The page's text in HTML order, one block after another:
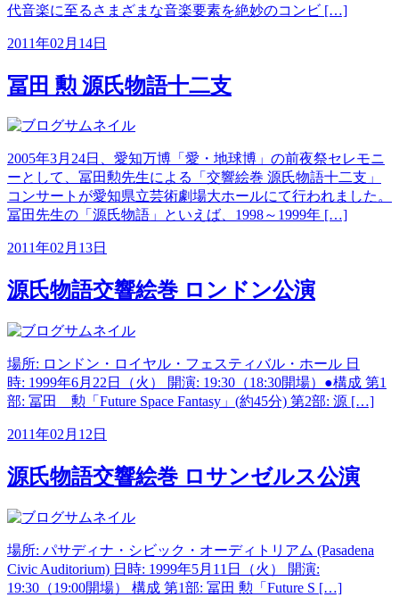
代音楽に至るさまざまな音楽要素を絶妙のコンビ […]
2011年02月14日
冨田 勲 源氏物語十二支
2005年3月24日、愛知万博「愛・地球博」の前夜祭セレモニ
ーとして、冨田勲先生による「交響絵巻 源氏物語十二支」
コンサートが愛知県立芸術劇場大ホールにて行われました。
冨田先生の「源氏物語」といえば、1998～1999年 […]
2011年02月13日
源氏物語交響絵巻 ロンドン公演
場所: ロンドン・ロイヤル・フェスティバル・ホール 日
時: 1999年6月22日（火） 開演: 19:30（18:30開場）●構成 第1
部: 冨田 勲「Future Space Fantasy」(約45分) 第2部: 源 […]
2011年02月12日
源氏物語交響絵巻 ロサンゼルス公演
場所: パサディナ・シビック・オーディトリアム (Pasadena
Civic Auditorium) 日時: 1999年5月11日（火） 開演:
19:30（19:00開場） 構成 第1部: 冨田 勲「Future S […]